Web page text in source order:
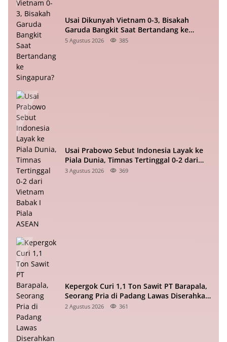
Usai Dikunyah Vietnam 0-3, Bisakah
Garuda Bangkit Saat Bertandang ke
Singapura?
5 Agustus 2026 385
Usai Prabowo Sebut Indonesia Layak ke
Piala Dunia, Timnas Tertinggal 0-2 dari
Vietnam Babak I Piala ASEAN
3 Agustus 2026 369
Kepergok Curi 1,1 Ton Sawit PT Barapala,
Seorang Pria di Padang Lawas Diserahkan
ke Polisi
2 Agustus 2026 361